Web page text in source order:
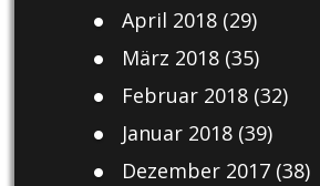
April 2018(29)
März 2018(35)
Februar 2018(32)
Januar 2018(39)
Dezember 2017(38)